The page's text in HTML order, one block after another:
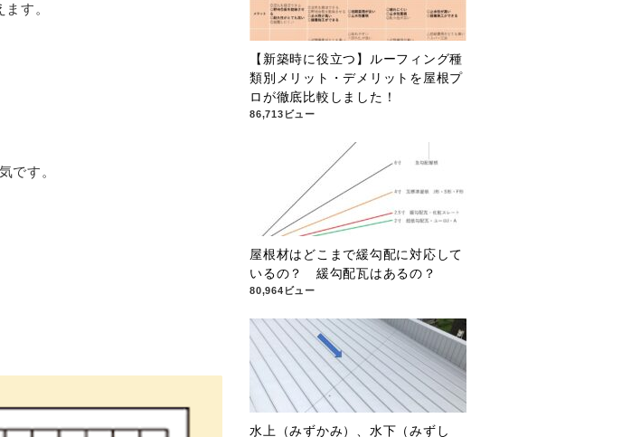
す。
です。
【新築時に役立つ】ルーフィング種
類別メリット・デメリットを屋根プ
ロが徹底比較しました！
86,713ビュー
屋根材はどこまで緩勾配に対応して
いるの？ 緩勾配瓦はあるの？
80,964ビュー
水上（みずかみ）、水下（みずし